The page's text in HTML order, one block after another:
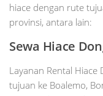
hiace dengan rute
provinsi, antara lain:
Sewa Hiace
Layanan Rental
tujuan ke Boalemo,